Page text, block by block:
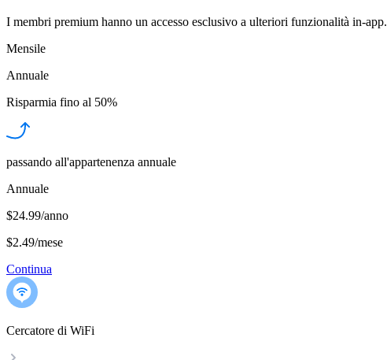
I membri premium hanno un accesso esclusivo a ulteriori funzionalità in-app.
Mensile
Annuale
Risparmia fino al 50%
passando all'appartenenza annuale
Annuale
$24.99/anno
$2.49/mese
Continua
Cercatore di WiFi